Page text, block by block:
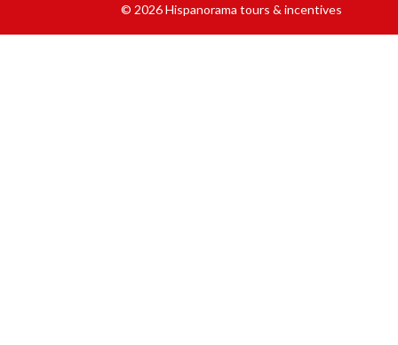
© 2026 Hispanorama tours & incentives